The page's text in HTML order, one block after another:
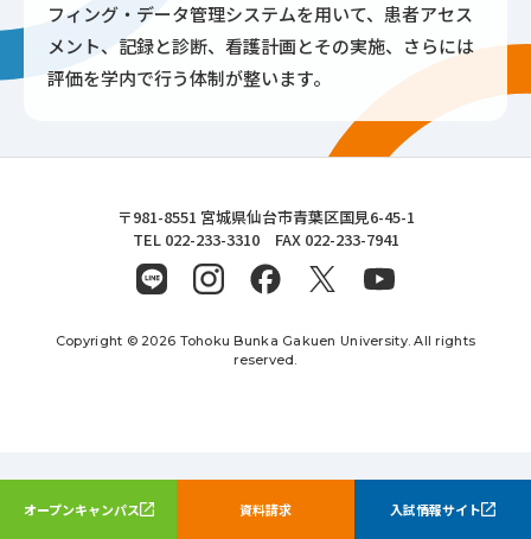
オープンキャンパス 資料請求 入試情報サイト
フィング・データ管理システムを用いて、患者アセス
メント、記録と診断、看護計画とその実施、さらには
評価を学内で行う体制が整います。
東北文化学園大学
〒981-8551 宮城県仙台市青葉区国見6-45-1
TEL 022-233-3310 FAX 022-233-7941
Copyright © 2026 Tohoku Bunka Gakuen University. All rights
reserved.